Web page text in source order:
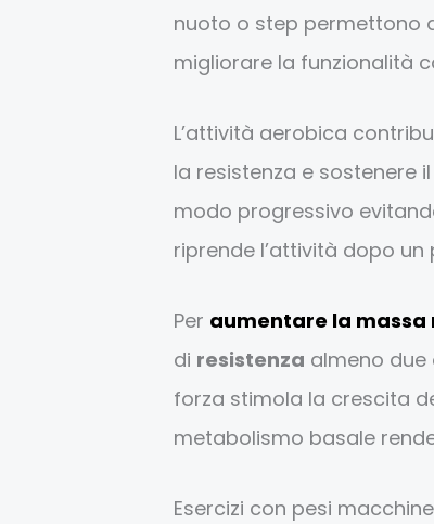
nuoto o step permettono
migliorare la funzionalità
L’attività aerobica
la resistenza e sostenere
modo progressivo
riprende l’attività dopo
Per aumentare la massa
di resistenza almeno due
forza stimola la crescita
metabolismo basale
Esercizi con pesi